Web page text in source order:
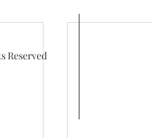
Reserved